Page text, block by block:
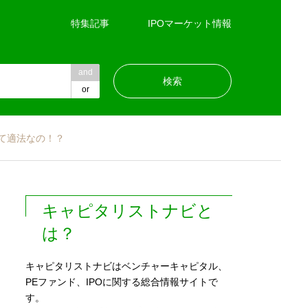
特集記事 IPOマーケット情報
and
or
適法なの！？
キャピタリストナビと
は？
キャピタリストナビはベンチャーキャピタル、
PEファンド、IPOに関する総合情報サイトで
す。